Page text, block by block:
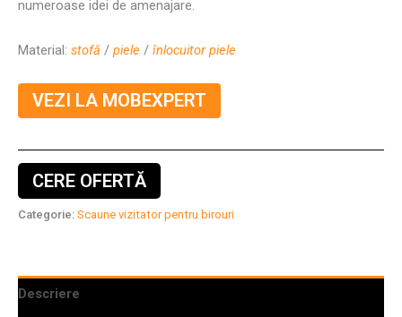
numeroase idei de amenajare.
Material: stofă / piele / înlocuitor piele
VEZI LA MOBEXPERT
CERE OFERTĂ
Categorie: Scaune vizitator pentru birouri
Descriere